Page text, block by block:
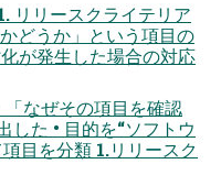
リースクライテリア
どうか」という項目の
が発生した場合の対応
なぜその項目を確認
した • 目的を“ソフトウ
目を分類 1.リリースク